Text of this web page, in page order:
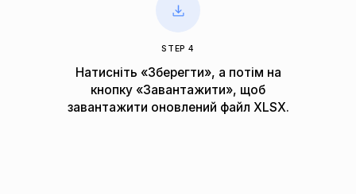
STEP 4
Натисніть «Зберегти», а потім на
кнопку «Завантажити», щоб
завантажити оновлений файл XLSX.